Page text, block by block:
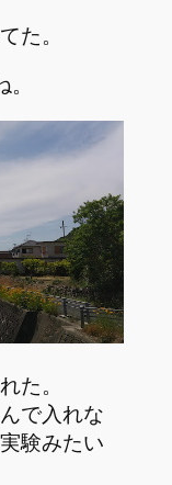
た。
た。
で入れな
験みたい